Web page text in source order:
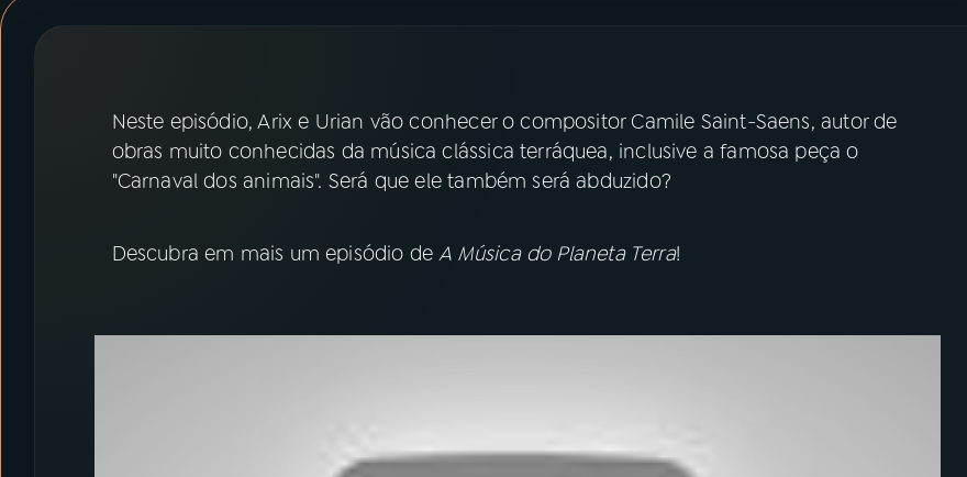
PRÊMIO RÁDIO MEC
ACOMPANHE A RÁDIO MEC
Neste episódio, Arix e Urian vão conhecer o compositor Camile Saint-Saens, autor de
obras muito conhecidas da música clássica terráquea, inclusive a famosa peça o
"Carnaval dos animais". Será que ele também será abduzido?
Descubra em mais um episódio deA Música do Planeta Terra!